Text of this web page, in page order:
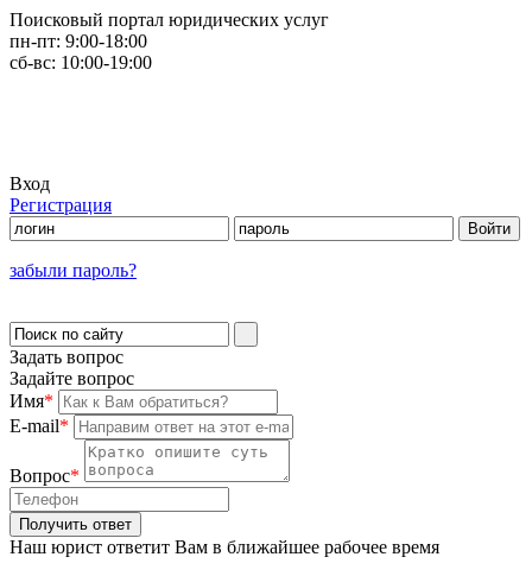
Поисковый портал юридических услуг
пн-пт: 9:00-18:00
сб-вс: 10:00-19:00
Вход
Регистрация
забыли пароль?
Задать вопрос
Задайте вопрос
Имя*
E-mail*
Вопрос*
Наш юрист ответит Вам в ближайшее рабочее время